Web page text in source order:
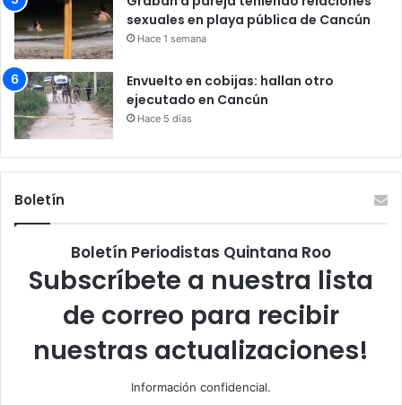
sexuales en playa pública de Cancún
Hace 1 semana
Envuelto en cobijas: hallan otro
ejecutado en Cancún
Hace 5 días
Boletín
Boletín Periodistas Quintana Roo
Subscríbete a nuestra lista
de correo para recibir
nuestras actualizaciones!
Información confidencial.